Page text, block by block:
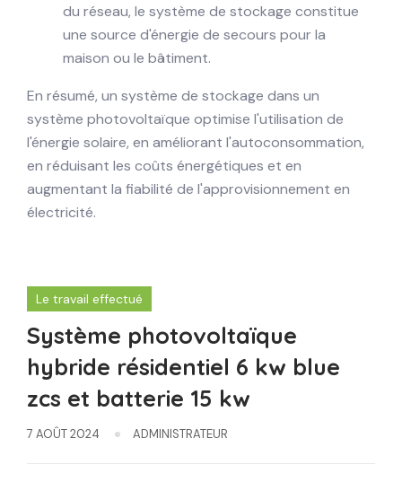
du réseau, le système de stockage constitue
une source d'énergie de secours pour la
maison ou le bâtiment.
En résumé, un système de stockage dans un
système photovoltaïque optimise l'utilisation de
l'énergie solaire, en améliorant l'autoconsommation,
en réduisant les coûts énergétiques et en
augmentant la fiabilité de l'approvisionnement en
électricité.
Le travail effectué
Système photovoltaïque
hybride résidentiel 6 kw blue
zcs et batterie 15 kw
7 AOÛT 2024 ADMINISTRATEUR